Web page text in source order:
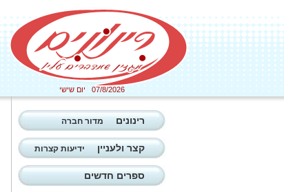
07/8/2026 יום שישי
רינונים מדור חברה
קצר ולעניין ידיעות קצרות
ספרים חדשים